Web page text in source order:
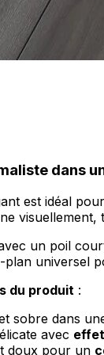
dans
est idéal
un poil
universel
du produit :
sobre dans
avec
doux pour un